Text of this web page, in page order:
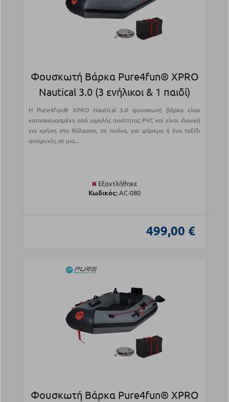
Φουσκωτή Βάρκα Pure4fun® XPRO
Nautical 3.0 (3 ενήλικοι & 1 παιδί)
Η Pure4fun® XPRO Nautical 3.0 φουσκωτή βάρκα είναι
κατασκευασμένη από υψηλής ποιότητας PVC και είναι ιδανική
για χρήση στη θάλασσα, σε πισίνα, για ψάρεμα ή ένα ταξίδι
αναψυχής σε μια...
Εξαντλήθηκε
Κωδικός:AC-080
499,00 €
Φουσκωτή Βάρκα Pure4fun® XPRO